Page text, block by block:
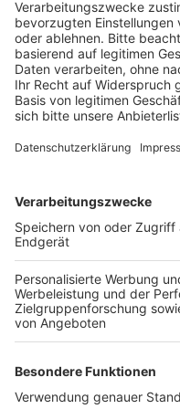
Anzeige
Ein Ehepaar war an
in der Brückenstraße
Metallstifte die zum
ermittelt deswegen
gefährlicher
andere Zuggäste vom
dringend ihre Beutel
gegebenenfalls bei der
beim